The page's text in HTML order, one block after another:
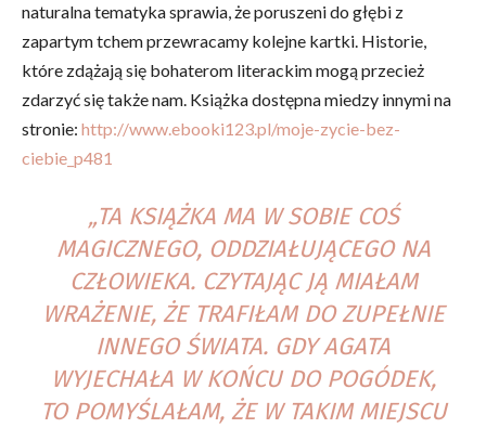
naturalna tematyka sprawia, że poruszeni do głębi z
zapartym tchem przewracamy kolejne kartki. Historie,
które zdążają się bohaterom literackim mogą przecież
zdarzyć się także nam. Książka dostępna miedzy innymi na
stronie: http://www.ebooki123.pl/moje-zycie-bez-
ciebie_p481
„TA KSIĄŻKA MA W SOBIE COŚ
MAGICZNEGO, ODDZIAŁUJĄCEGO NA
CZŁOWIEKA. CZYTAJĄC JĄ MIAŁAM
WRAŻENIE, ŻE TRAFIŁAM DO ZUPEŁNIE
INNEGO ŚWIATA. GDY AGATA
WYJECHAŁA W KOŃCU DO POGÓDEK,
TO POMYŚLAŁAM, ŻE W TAKIM MIEJSCU